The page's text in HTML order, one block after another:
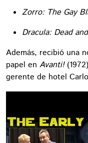
Zorro: The Gay
Dracula: Dead
Además, recibió una
papel en Avanti!
gerente de hotel